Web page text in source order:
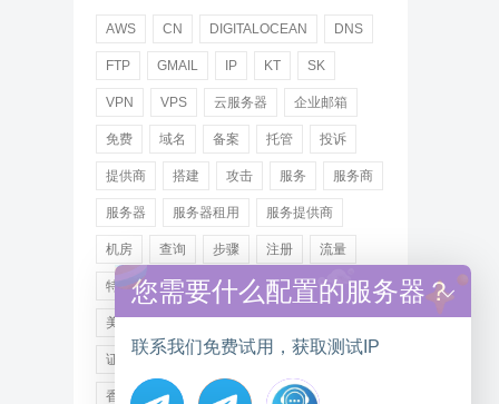
AWS CN DIGITALOCEAN DNS
FTP GMAIL IP KT SK
VPN VPS 云服务器 企业邮箱
免费 域名 备案 托管 投诉
提供商 搭建 攻击 服务 服务商
服务器 服务器租用 服务提供商
机房 查询 步骤 注册 流量
特价 用户 租用 网站 网络
美国 美国服务器 美国服务器租用
证书 远程 选择 邮箱 阿里
香港服务器租用
您需要什么配置的服务器？
联系我们免费试用，获取测试IP